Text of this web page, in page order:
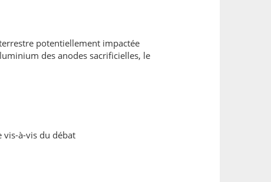
potentiellement impactée
des anodes sacrificielles, le
vis-à-vis du débat